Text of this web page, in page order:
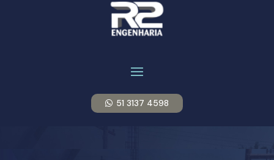
51 3137 4598